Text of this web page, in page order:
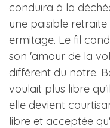
conduira à la
une paisible
ermitage. Le fil
son 'amour de la
différent du notre.
voulait plus libre
elle devient
libre et acceptée